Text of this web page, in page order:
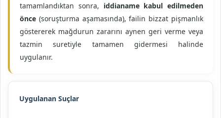
tamamlandıktan sonra, iddianame kabul edilmeden
önce (soruşturma aşamasında), failin bizzat pişmanlık
göstererek mağdurun zararını aynen geri verme veya
tazmin suretiyle tamamen gidermesi halinde
uygulanır.
Uygulanan Suçlar